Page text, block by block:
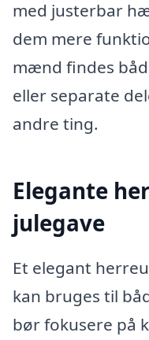
med justerbar
dem mere
mænd findes
eller separate
andre ting.
Elegante
julegave
Et elegant
kan bruges til
bør fokusere på